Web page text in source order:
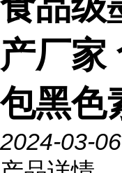
产厂家
包黑色
2024-03-06